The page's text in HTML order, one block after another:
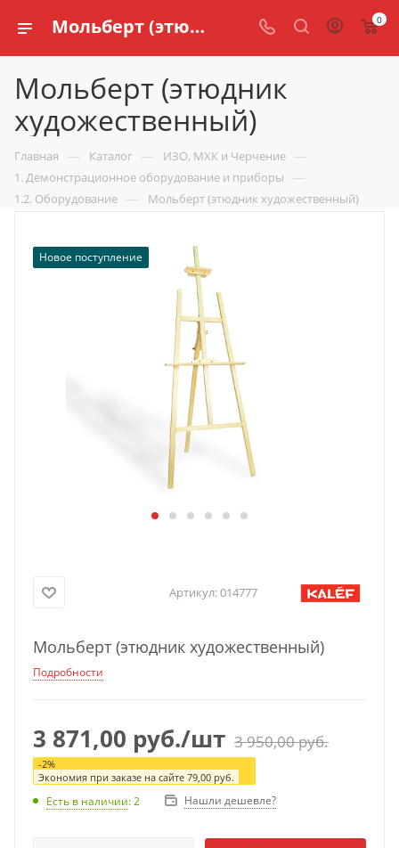
Мольберт (этюдник художественный) купить по доступной цене в интернет магазине schools.ru 0
Мольберт (этюдник
художественный)
Главная — Каталог — ИЗО, МХК и Черчение —
1. Демонстрационное оборудование и приборы —
1.2. Оборудование — Мольберт (этюдник художественный)
Новое поступление
Артикул:014777
Мольберт (этюдник художественный)
Подробности
3 871,00 руб./шт 3 950,00руб.
-2%
Экономия при заказе на сайте 79,00 руб.
Есть в наличии: 2 Нашли дешевле?